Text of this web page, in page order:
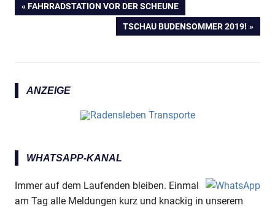
Anzeige
Anzeige
Beitragsnavigation
VORHERIGER
FAHRRADSTATION VOR DER SCHEUNE
NÄCHSTER
TSCHAU BUDENSOMMER 2019!
ANZEIGE
WHATSAPP-KANAL
Immer auf dem Laufenden bleiben. Einmal
am Tag alle Meldungen kurz und knackig in unserem